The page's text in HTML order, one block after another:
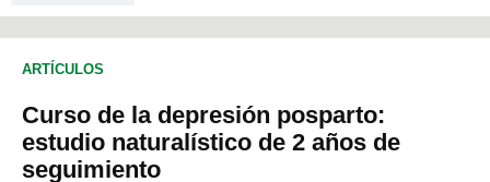
ARTÍCULOS
Curso de la depresión posparto:
estudio naturalístico de 2 años de
seguimiento